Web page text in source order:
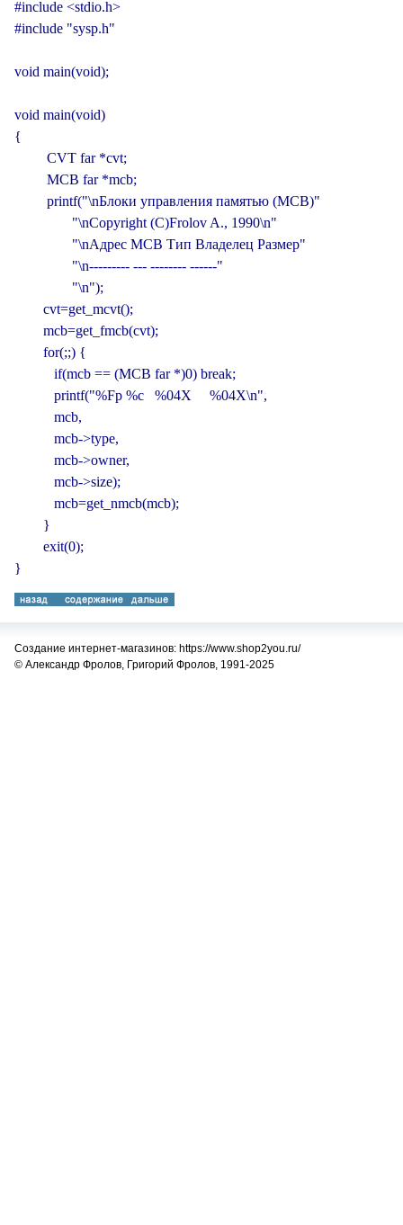
#include <stdio.h>
#include "sysp.h"
void main(void);
void main(void)
{
         CVT far *cvt;
         MCB far *mcb;
         printf("\nБлоки управления памятью (MCB)"
                "\nCopyright (C)Frolov A., 1990\n"
                "\nАдрес MCB Тип Владелец Размер"
                "\n--------- --- -------- ------"
                "\n");
        cvt=get_mcvt();
        mcb=get_fmcb(cvt);
        for(;;) {
           if(mcb == (MCB far *)0) break;
           printf("%Fp %c   %04X     %04X\n",
           mcb,
           mcb->type,
           mcb->owner,
           mcb->size);
           mcb=get_nmcb(mcb);
        }
        exit(0);
}
Создание интернет-магазинов: https://www.shop2you.ru/
© Александр Фролов, Григорий Фролов, 1991-2025